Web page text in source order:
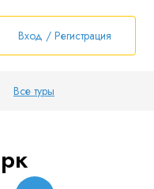
Вход / Регистрация
Все туры